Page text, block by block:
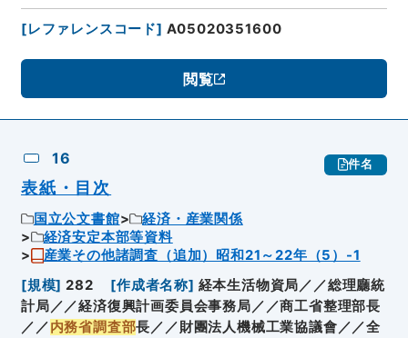
[レファレンスコード] A05020351600
閲覧
16 件名
表紙・目次
国立公文書館
経済・産業関係
経済安定本部等資料
産業その他諸調査（追加）昭和21～22年（5）-1
[規模] 282 [作成者名称] 経本生活物資局／／総理廳統
計局／／経済復興計画委員会事務局／／商工省整理部長
／／内務省調査部長／／財團法人機械工業協議會／／全